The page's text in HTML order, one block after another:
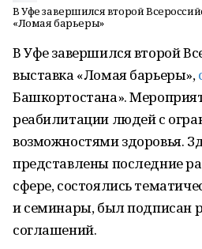
В Уфе завершился второй
«Ломая барьеры»
В Уфе завершился второй
выставка «Ломая барьеры»,
Башкортостана».
реабилитации людей с
возможностями здоровья.
представлены последние
сфере, состоялись
и семинары, был подписан
соглашений.